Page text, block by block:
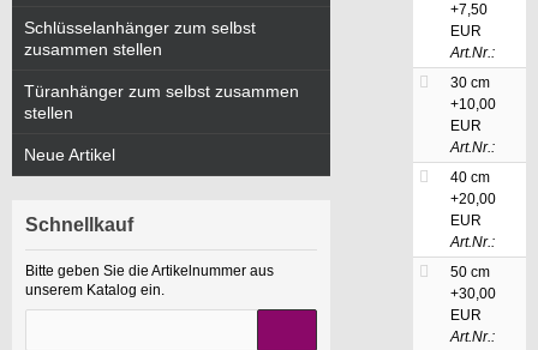
+7,50
EUR
Art.Nr.:
30 cm
+10,00
EUR
Art.Nr.:
40 cm
+20,00
EUR
Art.Nr.:
50 cm
+30,00
EUR
Art.Nr.:
Schlüsselanhänger zum selbst
zusammen stellen
Türanhänger zum selbst zusammen
stellen
Neue Artikel
Schnellkauf
Bitte geben Sie die Artikelnummer aus
unserem Katalog ein.